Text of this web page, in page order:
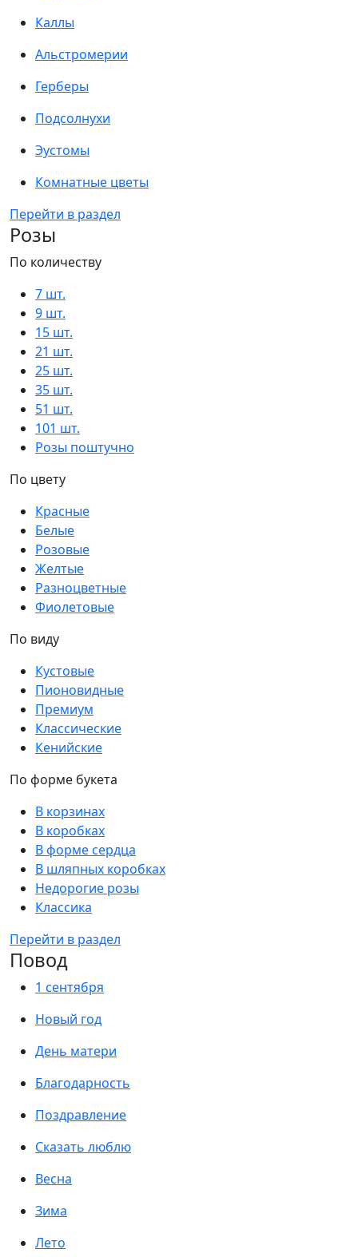
Каллы
Альстромерии
Герберы
Подсолнухи
Эустомы
Комнатные цветы
Перейти в раздел
Розы
По количеству
7 шт.
9 шт.
15 шт.
21 шт.
25 шт.
35 шт.
51 шт.
101 шт.
Розы поштучно
По цвету
Красные
Белые
Розовые
Желтые
Разноцветные
Фиолетовые
По виду
Кустовые
Пионовидные
Премиум
Классические
Кенийские
По форме букета
В корзинах
В коробках
В форме сердца
В шляпных коробках
Недорогие розы
Классика
Перейти в раздел
Повод
1 сентября
Новый год
День матери
Благодарность
Поздравление
Сказать люблю
Весна
Зима
Лето